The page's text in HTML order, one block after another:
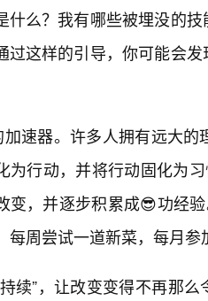
什么？我有哪些被埋没的
过这样的引导，你可能会
加速器。许多人拥有远大
为行动，并将行动固化为
变，并逐步积累成😎功经
每周尝试一道新菜，每月参
续”，让改变变得不再那